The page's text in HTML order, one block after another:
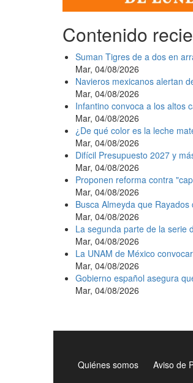
Contenido
Suman Tigres de a dos en
Mar, 04/08/2026
Navieros mexicanos alertan
Mar, 04/08/2026
Infantino convoca a los altos
Mar, 04/08/2026
¿De qué color es la leche
Mar, 04/08/2026
Difícil Presupuesto 2027 y
Mar, 04/08/2026
Proponen reforma contra
Mar, 04/08/2026
Busca Almeyda que
Mar, 04/08/2026
La segunda parte de la serie
Mar, 04/08/2026
La UNAM de México
Mar, 04/08/2026
Gobierno español asegura
Mar, 04/08/2026
Menú
Quiénes somos Aviso de